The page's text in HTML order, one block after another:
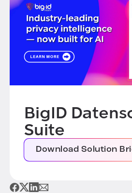
BigID
Suite
Download Solution